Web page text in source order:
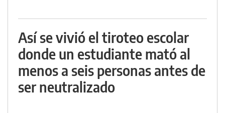
Así se vivió el tiroteo escolar
donde un estudiante mató al
menos a seis personas antes de
ser neutralizado